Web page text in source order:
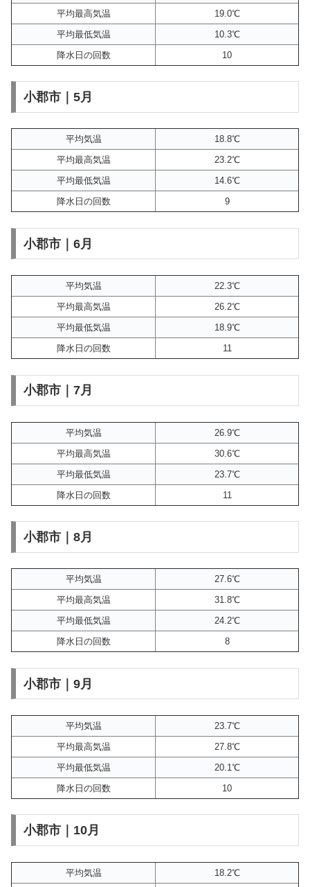
平均最高気温
19.0℃
平均最低気温
10.3℃
降水日の回数
10
小郡市｜5月
平均気温
18.8℃
平均最高気温
23.2℃
平均最低気温
14.6℃
降水日の回数
9
小郡市｜6月
平均気温
22.3℃
平均最高気温
26.2℃
平均最低気温
18.9℃
降水日の回数
11
小郡市｜7月
平均気温
26.9℃
平均最高気温
30.6℃
平均最低気温
23.7℃
降水日の回数
11
小郡市｜8月
平均気温
27.6℃
平均最高気温
31.8℃
平均最低気温
24.2℃
降水日の回数
8
小郡市｜9月
平均気温
23.7℃
平均最高気温
27.8℃
平均最低気温
20.1℃
降水日の回数
10
小郡市｜10月
平均気温
18.2℃